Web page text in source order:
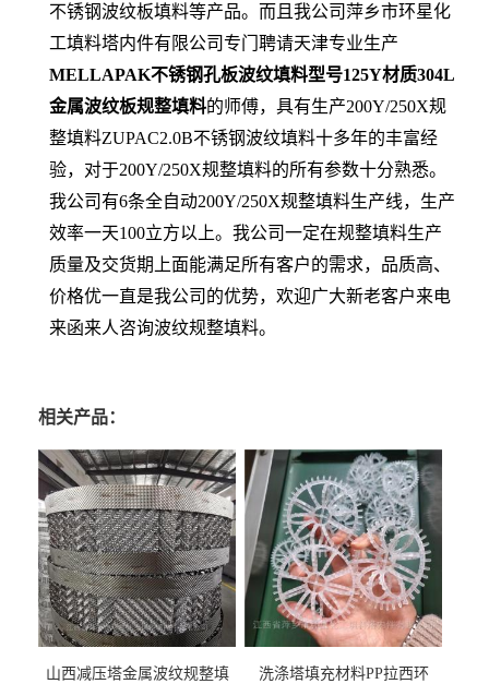
不锈钢波纹板填料等产品。而且我公司萍乡市环星化
工填料塔内件有限公司专门聘请天津专业生产
MELLAPAK不锈钢孔板波纹填料型号125Y材质304L
金属波纹板规整填料的师傅，具有生产200Y/250X规
整填料ZUPAC2.0B不锈钢波纹填料十多年的丰富经
验，对于200Y/250X规整填料的所有参数十分熟悉。
我公司有6条全自动200Y/250X规整填料生产线，生产
效率一天100立方以上。我公司一定在规整填料生产
质量及交货期上面能满足所有客户的需求，品质高、
价格优一直是我公司的优势，欢迎广大新老客户来电
来函来人咨询波纹规整填料。
相关产品：
山西减压塔金属波纹规整填
洗涤塔填充材料PP拉西环